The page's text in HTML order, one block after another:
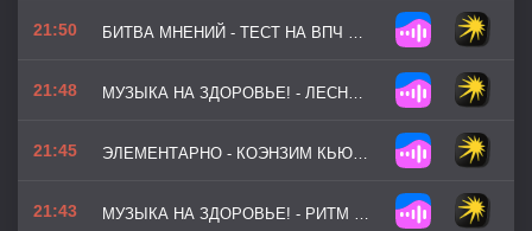
21:50 БИТВА МНЕНИЙ - ТЕСТ НА ВПЧ ВСЕМ ПОДРЯД
21:48 МУЗЫКА НА ЗДОРОВЬЕ! - ЛЕСНАЯ ТРОПА
21:45 ЭЛЕМЕНТАРНО - КОЭНЗИМ КЬЮ-10
21:43 МУЗЫКА НА ЗДОРОВЬЕ! - РИТМ ДВИЖЕНИЯ